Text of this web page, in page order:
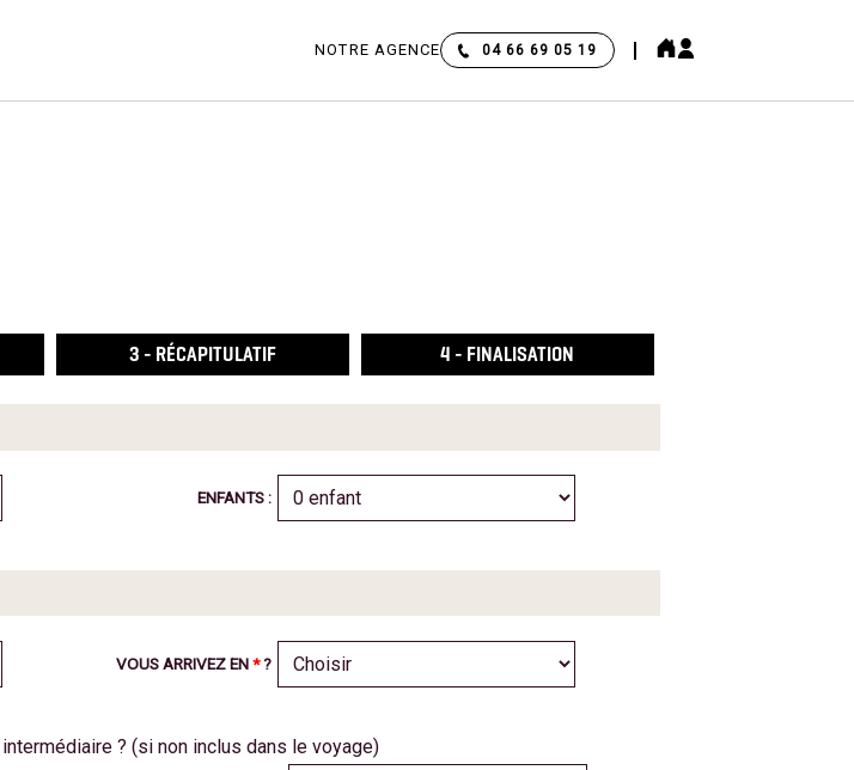
NOTRE AGENCE 04 66 69 05 19
3 - RÉCAPITULATIF 4 - FINALISATION
ENFANTS :
VOUS ARRIVEZ EN*?
? (si non inclus dans le voyage)